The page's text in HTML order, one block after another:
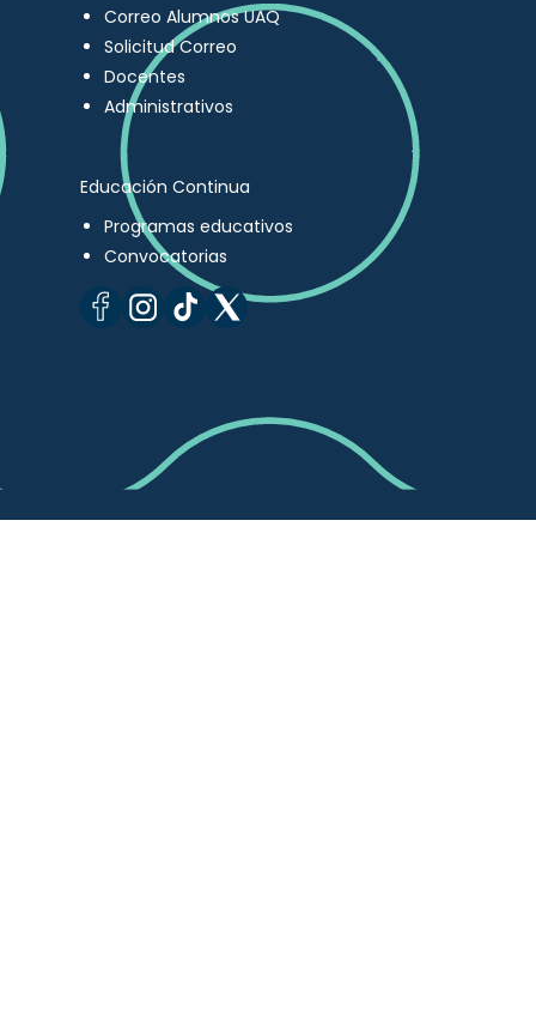
Correo Alumnos UAQ
Solicitud Correo
Docentes
Administrativos
Educación Continua
Programas educativos
Convocatorias